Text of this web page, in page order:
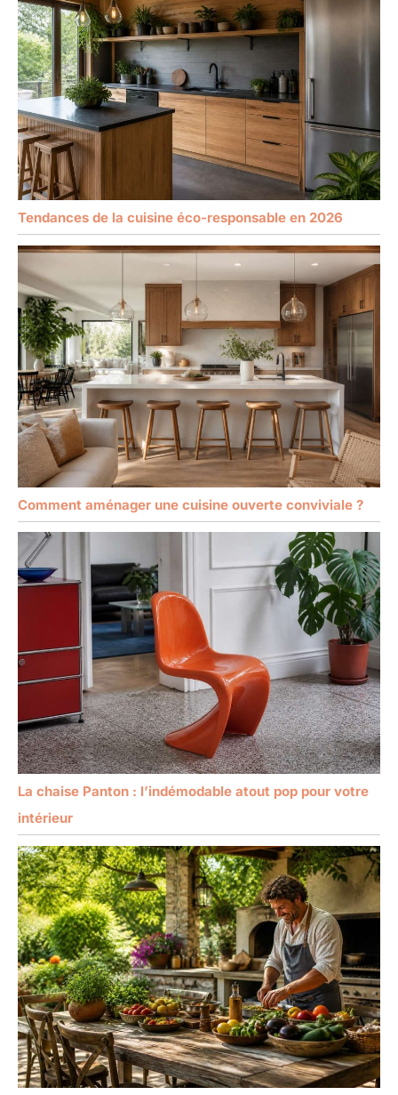
Tendances de la cuisine éco-responsable en 2026
Comment aménager une cuisine ouverte conviviale ?
La chaise Panton : l’indémodable atout pop pour votre
intérieur